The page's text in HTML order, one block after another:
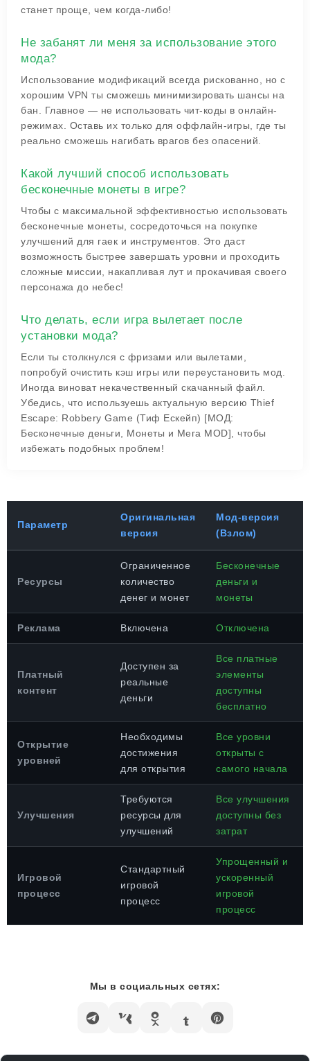
станет проще, чем когда-либо!
Не забанят ли меня за использование этого
мода?
Использование модификаций всегда рискованно, но с
хорошим VPN ты сможешь минимизировать шансы на
бан. Главное — не использовать чит-коды в онлайн-
режимах. Оставь их только для оффлайн-игры, где ты
реально сможешь нагибать врагов без опасений.
Какой лучший способ использовать
бесконечные монеты в игре?
Чтобы с максимальной эффективностью использовать
бесконечные монеты, сосредоточься на покупке
улучшений для гаек и инструментов. Это даст
возможность быстрее завершать уровни и проходить
сложные миссии, накапливая лут и прокачивая своего
персонажа до небес!
Что делать, если игра вылетает после
установки мода?
Если ты столкнулся с фризами или вылетами,
попробуй очистить кэш игры или переустановить мод.
Иногда виноват некачественный скачанный файл.
Убедись, что используешь актуальную версию Thief
Escape: Robbery Game (Тиф Ескейп) [МОД:
Бесконечные деньги, Монеты и Мега MOD], чтобы
избежать подобных проблем!
Параметр
Оригинальная
версия
Мод-версия
(Взлом)
Ресурсы
Ограниченное
количество
денег и монет
Бесконечные
деньги и
монеты
Реклама Включена Отключена
Платный
контент
Доступен за
реальные
деньги
Все платные
элементы
доступны
бесплатно
Открытие
уровней
Необходимы
достижения
для открытия
Все уровни
открыты с
самого начала
Улучшения
Требуются
ресурсы для
улучшений
Все улучшения
доступны без
затрат
Игровой
процесс
Стандартный
игровой
процесс
Упрощенный и
ускоренный
игровой
процесс
Мы в социальных сетях: